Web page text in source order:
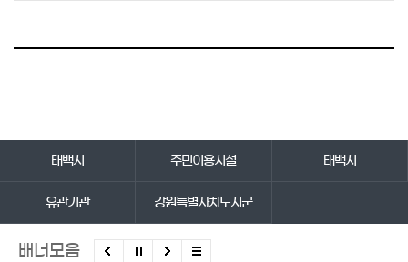
태백시 주민이용시설 태백시
유관기관 강원특별자치도시군
배너모음